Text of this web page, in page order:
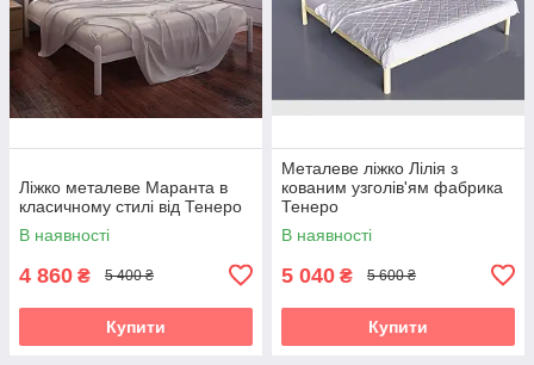
Ліжко металеве Маранта в
класичному стилі від Тенеро
В наявності
4 860 ₴ 5 400 ₴
Купити
Металеве ліжко Лілія з
кованим узголів'ям фабрика
Тенеро
В наявності
5 040 ₴ 5 600 ₴
Купити